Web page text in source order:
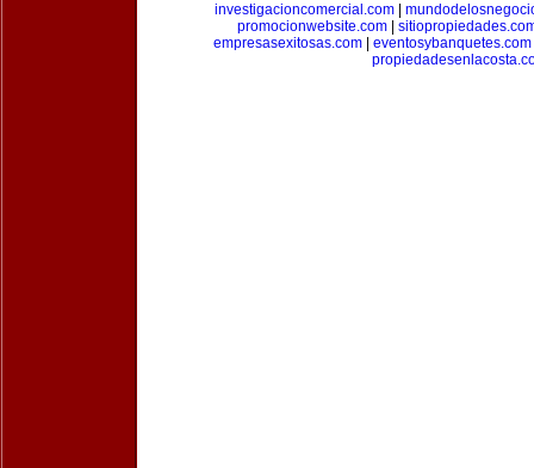
investigacioncomercial.com
promocionwebsite.com
empresasexitosas.com
eventosybanquetes.com